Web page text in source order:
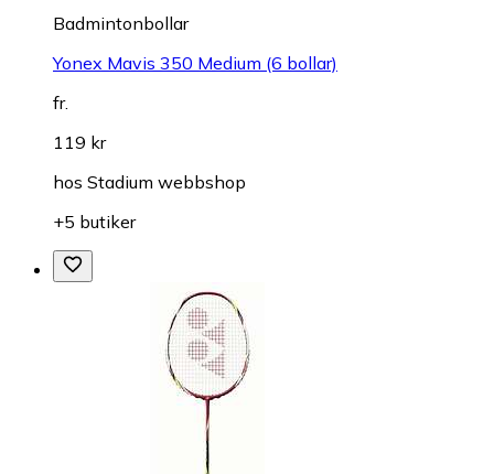
Badmintonbollar
Yonex Mavis 350 Medium (6 bollar)
fr.
119 kr
hos Stadium webbshop
+5 butiker